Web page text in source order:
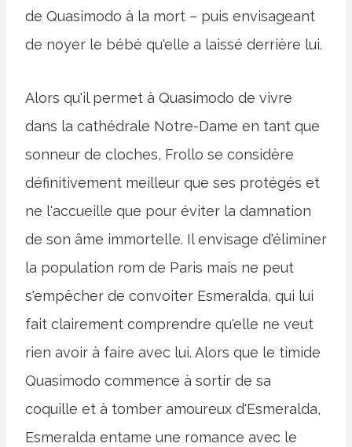
de Quasimodo à la mort – puis envisageant
de noyer le bébé qu'elle a laissé derrière lui.
Alors qu'il permet à Quasimodo de vivre
dans la cathédrale Notre-Dame en tant que
sonneur de cloches, Frollo se considère
définitivement meilleur que ses protégés et
ne l'accueille que pour éviter la damnation
de son âme immortelle. Il envisage d'éliminer
la population rom de Paris mais ne peut
s'empêcher de convoiter Esmeralda, qui lui
fait clairement comprendre qu'elle ne veut
rien avoir à faire avec lui. Alors que le timide
Quasimodo commence à sortir de sa
coquille et à tomber amoureux d'Esmeralda,
Esmeralda entame une romance avec le